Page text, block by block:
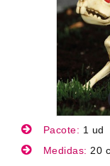
Pacote: 1 ud
Medidas: 20